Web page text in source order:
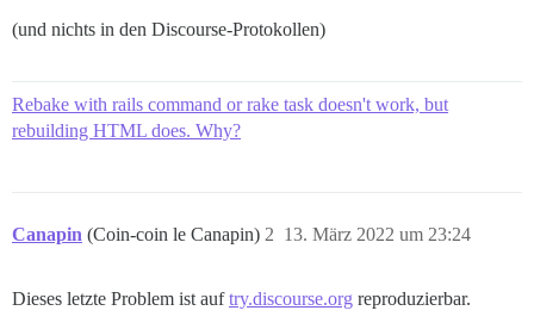
(und nichts in den Discourse-Protokollen)
Rebake with rails command or rake task doesn't work, but
rebuilding HTML does. Why?
Canapin (Coin-coin le Canapin) 13. März 2022 um 23:24
2
Dieses letzte Problem ist auftry.discourse.org reproduzierbar.